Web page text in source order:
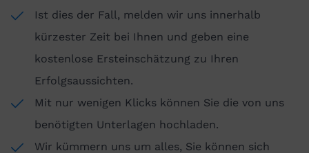
Ist dies der Fall, melden wir uns innerhalb
kürzester Zeit bei Ihnen und geben eine
kostenlose Ersteinschätzung zu Ihren
Erfolgsaussichten.
Mit nur wenigen Klicks können Sie die von uns
benötigten Unterlagen hochladen.
Wir kümmern uns um alles, Sie können sich